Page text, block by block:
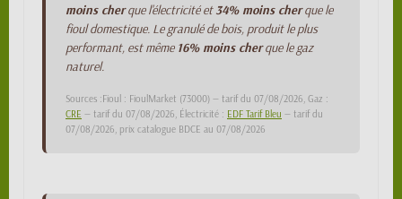
moins cherque l'électricité et34% moins cherque le
fioul domestique. Le granulé de bois, produit le plus
performant, est même 16% moins cherque le gaz
naturel.
Sources :Fioul : FioulMarket (73000) — tarif du 07/08/2026, Gaz :
CRE — tarif du 07/08/2026, Électricité : EDF Tarif Bleu — tarif du
07/08/2026, prix catalogue BDCE au 07/08/2026